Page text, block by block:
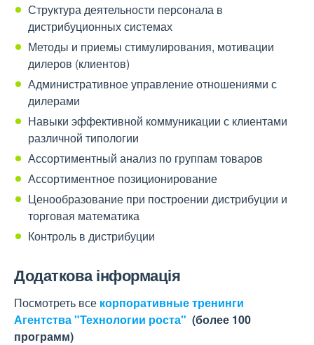
Структура деятельности персонала в
дистрибуционных системах
Методы и приемы стимулирования, мотивации
дилеров (клиентов)
Административное управление отношениями с
дилерами
Навыки эффективной коммуникации с клиентами
различной типологии
Ассортиментный анализ по группам товаров
Ассортиментное позиционирование
Ценообразование при построении дистрибуции и
торговая математика
Контроль в дистрибуции
Додаткова інформація
Посмотреть все корпоративные тренинги
Агентства "Технологии роста" (более 100
программ)